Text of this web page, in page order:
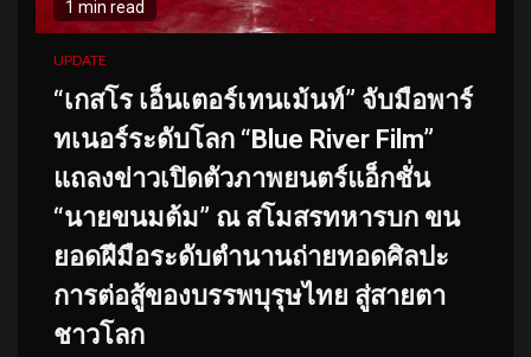
1 min read
UPDATE
“เกสโร เอ็นเตอร์เทนเม้นท์” จับมือพาร์
ทเนอร์ระดับโลก “Blue River Film”
แถลงข่าวเปิดตัวภาพยนตร์แอ็กชั่น
“นายขนมต้ม” ณ สโมสรทหารบก ขน
ยอดฝีมือระดับตำนานถ่ายทอดศิลปะ
การต่อสู้ของบรรพบุรุษไทย สู่สายตา
ชาวโลก